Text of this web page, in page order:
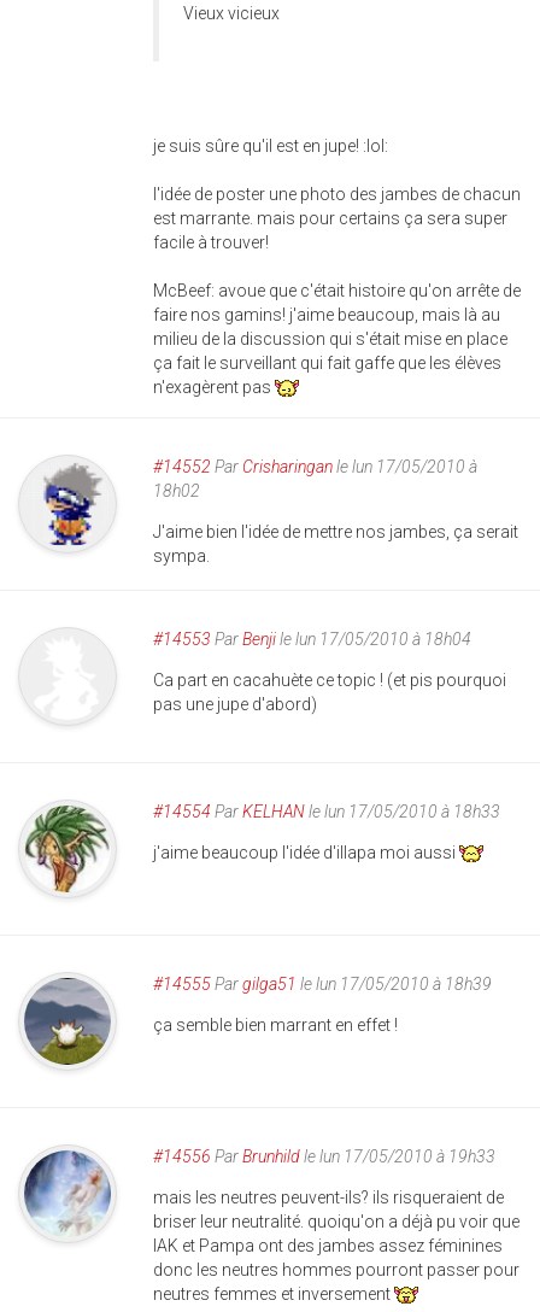
Vieux vicieux
je suis sûre qu'il est en jupe! :lol:
l'idée de poster une photo des jambes de chacun
est marrante. mais pour certains ça sera super
facile à trouver!
McBeef: avoue que c'était histoire qu'on arrête de
faire nos gamins! j'aime beaucoup, mais là au
milieu de la discussion qui s'était mise en place
ça fait le surveillant qui fait gaffe que les élèves
n'exagèrent pas
#14552 Par Crisharinganle lun 17/05/2010 à
18h02
J'aime bien l'idée de mettre nos jambes, ça serait
sympa.
#14553 ParBenjile lun 17/05/2010 à 18h04
Ca part en cacahuète ce topic ! (et pis pourquoi
pas une jupe d'abord)
#14554 ParKELHANle lun 17/05/2010 à 18h33
j'aime beaucoup l'idée d'illapa moi aussi
#14555Pargilga51 le lun 17/05/2010 à 18h39
ça semble bien marrant en effet !
#14556 ParBrunhildle lun 17/05/2010 à 19h33
mais les neutres peuvent-ils? ils risqueraient de
briser leur neutralité. quoiqu'on a déjà pu voir que
IAK et Pampa ont des jambes assez féminines
donc les neutres hommes pourront passer pour
neutres femmes et inversement